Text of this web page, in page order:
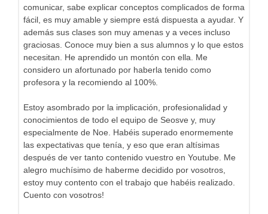
comunicar, sabe explicar conceptos complicados de forma
fácil, es muy amable y siempre está dispuesta a ayudar. Y
además sus clases son muy amenas y a veces incluso
graciosas. Conoce muy bien a sus alumnos y lo que estos
necesitan. He aprendido un montón con ella. Me
considero un afortunado por haberla tenido como
profesora y la recomiendo al 100%.
Estoy asombrado por la implicación, profesionalidad y
conocimientos de todo el equipo de Seosve y, muy
especialmente de Noe. Habéis superado enormemente
las expectativas que tenía, y eso que eran altísimas
después de ver tanto contenido vuestro en Youtube. Me
alegro muchísimo de haberme decidido por vosotros,
estoy muy contento con el trabajo que habéis realizado.
Cuento con vosotros!